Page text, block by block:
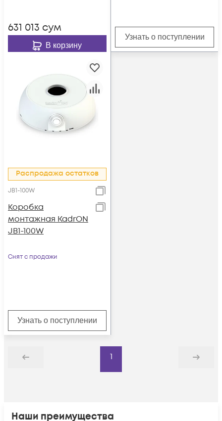
631 013 сум
В корзину
Узнать о поступлении
Распродажа остатков
JB1-100W
Коробка
монтажная KadrON
JB1-100W
Снят с продажи
Узнать о поступлении
Назад
1
Дальше
Наши преимущества